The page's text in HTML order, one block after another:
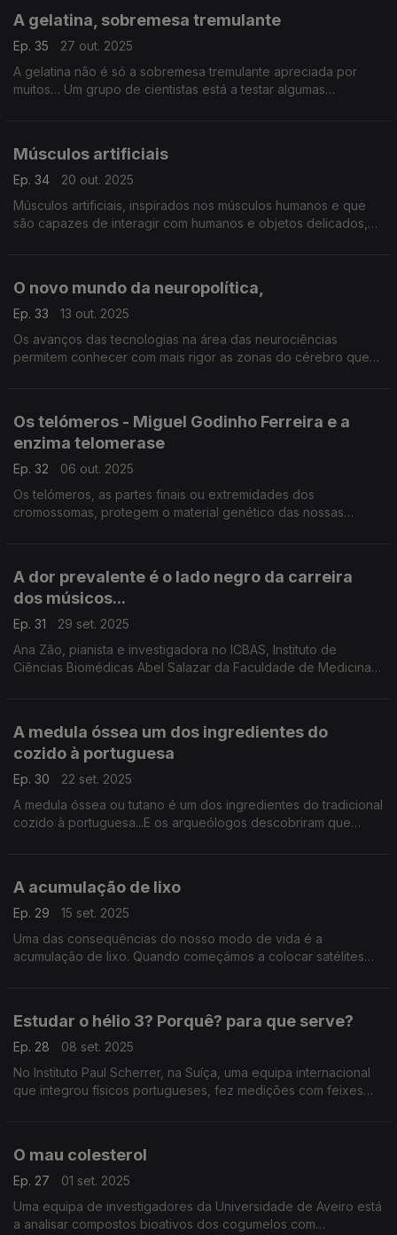
A gelatina, sobremesa tremulante
Ep. 35
27 out. 2025
A gelatina não é só a sobremesa tremulante apreciada por
muitos… Um grupo de cientistas está a testar algumas
Músculos artificiais
Ep. 34
20 out. 2025
Músculos artificiais, inspirados nos músculos humanos e que
são capazes de interagir com humanos e objetos delicados,
O novo mundo da neuropolítica,
Ep. 33
13 out. 2025
Os avanços das tecnologias na área das neurociências
permitem conhecer com mais rigor as zonas do cérebro que
Os telómeros - Miguel Godinho Ferreira e a
enzima telomerase
Ep. 32
06 out. 2025
Os telómeros, as partes finais ou extremidades dos
cromossomas, protegem o material genético das nossas
A dor prevalente é o lado negro da carreira
dos músicos...
Ep. 31
29 set. 2025
Ana Zão, pianista e investigadora no ICBAS, Instituto de
Ciências Biomédicas Abel Salazar da Faculdade de Medicina
A medula óssea um dos ingredientes do
cozido à portuguesa
Ep. 30
22 set. 2025
A medula óssea ou tutano é um dos ingredientes do tradicional
cozido à portuguesa...E os arqueólogos descobriram que
A acumulação de lixo
Ep. 29
15 set. 2025
Uma das consequências do nosso modo de vida é a
acumulação de lixo. Quando começámos a colocar satélites
Estudar o hélio 3? Porquê? para que serve?
Ep. 28
08 set. 2025
No Instituto Paul Scherrer, na Suíça, uma equipa internacional
que integrou físicos portugueses, fez medições com feixes
O mau colesterol
Ep. 27
01 set. 2025
Uma equipa de investigadores da Universidade de Aveiro está
a analisar compostos bioativos dos cogumelos com